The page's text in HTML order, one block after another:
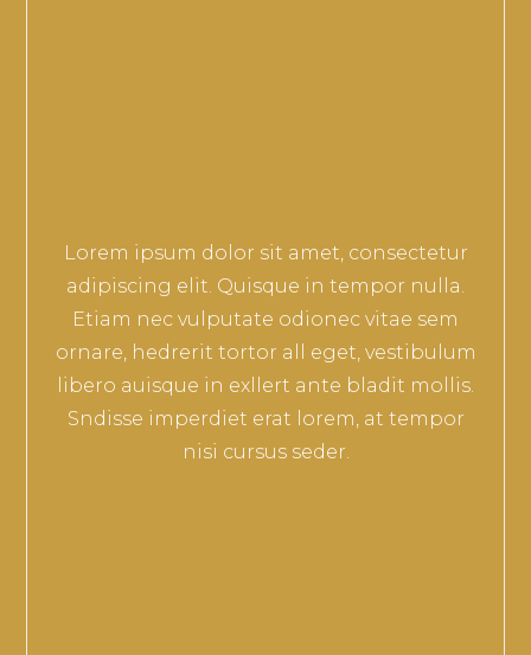
Lorem ipsum dolor sit amet, consectetur
adipiscing elit. Quisque in tempor nulla.
Etiam nec vulputate odionec vitae sem
ornare, hedrerit tortor all eget, vestibulum
libero auisque in exllert ante bladit mollis.
Sndisse imperdiet erat lorem, at tempor
nisi cursus seder.